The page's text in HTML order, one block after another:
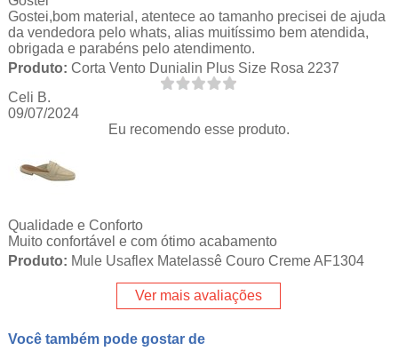
Gostei,bom material, atentece ao tamanho precisei de ajuda
da vendedora pelo whats, alias muitíssimo bem atendida,
obrigada e parabéns pelo atendimento.
Produto: Corta Vento Dunialin Plus Size Rosa 2237
Celi B.
09/07/2024
Eu recomendo esse produto.
Qualidade e Conforto
Muito confortável e com ótimo acabamento
Produto: Mule Usaflex Matelassê Couro Creme AF1304
Ver mais avaliações
Você também pode gostar de